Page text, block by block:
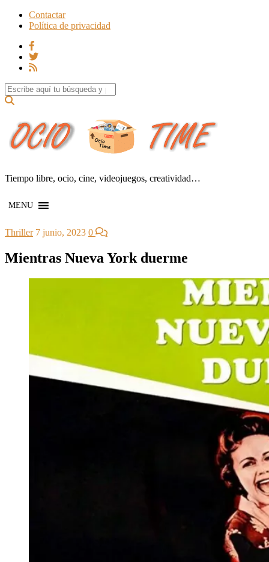
Contactar
Política de privacidad
Search for:
Tiempo libre, ocio, cine, videojuegos, creatividad…
MENU
Thriller 7 junio, 2023 0
Mientras Nueva York duerme